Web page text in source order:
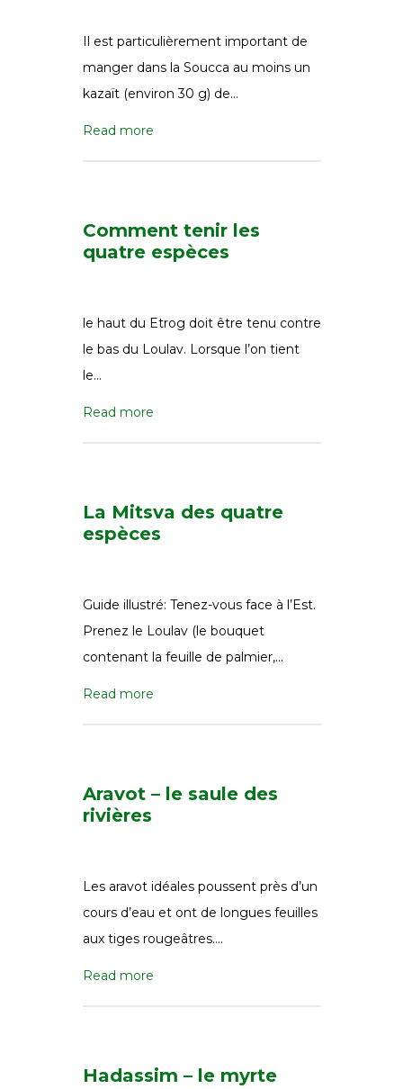
Il est particulièrement important de
manger dans la Soucca au moins un
kazaït (environ 30 g) de…
Read more
Comment tenir les
quatre espèces
le haut du Etrog doit être tenu contre
le bas du Loulav. Lorsque l’on tient
le…
Read more
La Mitsva des quatre
espèces
Guide illustré: Tenez-vous face à l’Est.
Prenez le Loulav (le bouquet
contenant la feuille de palmier,…
Read more
Aravot – le saule des
rivières
Les aravot idéales poussent près d’un
cours d’eau et ont de longues feuilles
aux tiges rougeâtres….
Read more
Hadassim – le myrte